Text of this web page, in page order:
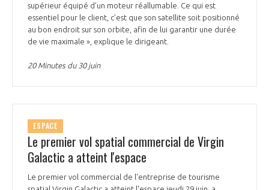
supérieur équipé d’un moteur réallumable. Ce qui est
essentiel pour le client, c’est que son satellite soit positionné
au bon endroit sur son orbite, afin de lui garantir une durée
de vie maximale », explique le dirigeant.
20 Minutes du 30 juin
ESPACE
Le premier vol spatial commercial de Virgin
Galactic a atteint l'espace
Le premier vol commercial de l'entreprise de tourisme